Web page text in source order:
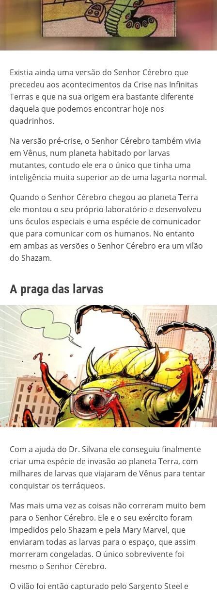
Existia ainda uma versão do Senhor Cérebro que
precedeu aos acontecimentos da Crise nas Infinitas
Terras e que na sua origem era bastante diferente
daquela que podemos encontrar hoje nos
quadrinhos.
Na versão pré-crise, o Senhor Cérebro também vivia
em Vênus, num planeta habitado por larvas
mutantes, contudo ele era o único que tinha uma
inteligência muita superior ao de uma lagarta normal.
Quando o Senhor Cérebro chegou ao planeta Terra
ele montou o seu próprio laboratório e desenvolveu
uns óculos especiais e uma espécie de comunicador
que para comunicar com os humanos. No entanto
em ambas as versões o Senhor Cérebro era um vilão
do Shazam.
A praga das larvas
Com a ajuda do Dr. Silvana ele conseguiu finalmente
criar uma espécie de invasão ao planeta Terra, com
milhares de larvas que viajaram de Vênus para tentar
conquistar os terráqueos.
Mas mais uma vez as coisas não correram muito bem
para o Senhor Cérebro. Ele e o seu exército foram
impedidos pelo Shazam e pela Mary Marvel, que
enviaram todas as larvas para o espaço, que assim
morreram congeladas. O único sobrevivente foi
mesmo o Senhor Cérebro.
O vilão foi então capturado pelo Sargento Steel e